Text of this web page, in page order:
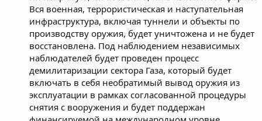
Вся военная, террористическая и наступательная
инфраструктура, включая туннели и объекты по
производству оружия, будет уничтожена и не будет
восстановлена. Под наблюдением независимых
наблюдателей будет проведен процесс
демилитаризации сектора Газа, который будет
включать в себя необратимый вывод оружия из
эксплуатации в рамках согласованной процедуры
снятия с вооружения и будет поддержан